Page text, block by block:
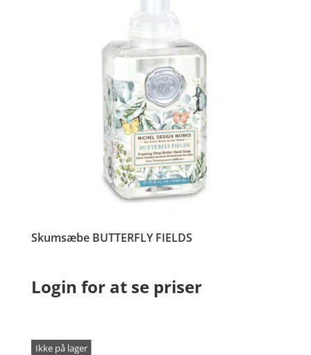
Skumsæbe BUTTERFLY FIELDS
Login for at se priser
Ikke på lager